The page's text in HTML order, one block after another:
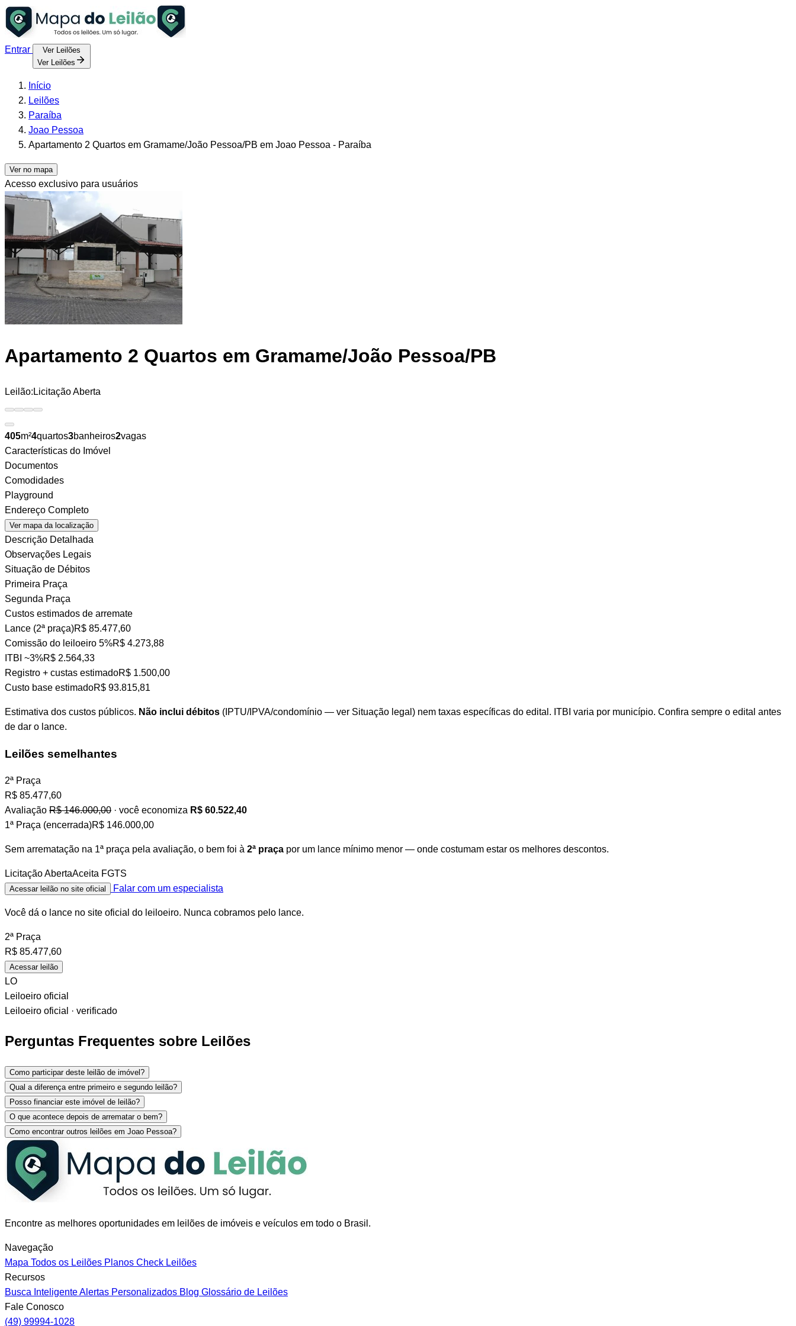
Entrar
Ver Leilões
Ver Leilões
Início
Leilões
Paraíba
Joao Pessoa
Apartamento 2 Quartos em Gramame/João Pessoa/PB em Joao Pessoa - Paraíba
Ver no mapa
Acesso exclusivo para usuários
Apartamento 2 Quartos em Gramame/João Pessoa/PB
Leilão: Licitação Aberta
405m²4quartos3banheiros2vagas
Características do Imóvel
Documentos
Comodidades
Playground
Endereço Completo
Ver mapa da localização
Descrição Detalhada
Observações Legais
Situação de Débitos
Primeira Praça
Segunda Praça
Custos estimados de arremate
Lance (2ª praça)R$ 85.477,60
Comissão do leiloeiro 5%R$ 4.273,88
ITBI ~3%R$ 2.564,33
Registro + custas estimadoR$ 1.500,00
Custo base estimadoR$ 93.815,81
Estimativa dos custos públicos. Não inclui débitos (IPTU/IPVA/condomínio — ver Situação legal) nem taxas específicas do edital. ITBI varia por município. Confira sempre o edital antes
de dar o lance.
Leilões semelhantes
2ª Praça
R$ 85.477,60
Avaliação R$ 146.000,00 · você economiza R$ 60.522,40
1ª Praça (encerrada)R$ 146.000,00
Sem arrematação na 1ª praça pela avaliação, o bem foi à 2ª praça por um lance mínimo menor — onde costumam estar os melhores descontos.
Licitação AbertaAceita FGTS
Acessar leilão no site oficial Falar com um especialista
Você dá o lance no site oficial do leiloeiro. Nunca cobramos pelo lance.
2ª Praça
R$ 85.477,60
Acessar leilão
LO
Leiloeiro oficial
Leiloeiro oficial · verificado
Perguntas Frequentes sobre Leilões
Como participar deste leilão de imóvel?
Qual a diferença entre primeiro e segundo leilão?
Posso financiar este imóvel de leilão?
O que acontece depois de arrematar o bem?
Como encontrar outros leilões em Joao Pessoa?
Encontre as melhores oportunidades em leilões de imóveis e veículos em todo o Brasil.
Navegação
Mapa Todos os Leilões Planos Check Leilões
Recursos
Busca InteligenteAlertas Personalizados Blog Glossário de Leilões
Fale Conosco
(49) 99994-1028